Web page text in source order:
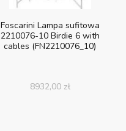
Foscarini Lampa sufitowa
2210076-10 Birdie 6 with
cables (FN2210076_10)
8932,00 zł